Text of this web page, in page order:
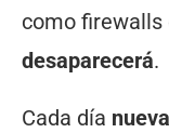
como firewalls
desaparecerá.
Cada día